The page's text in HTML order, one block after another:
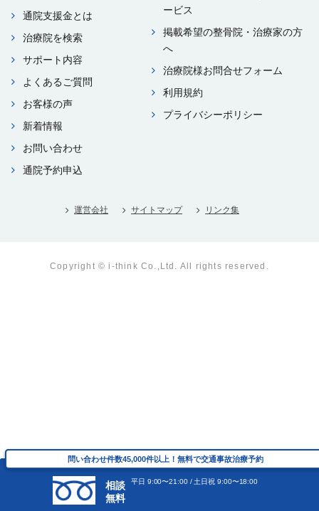
問い合わせ件数45,000件以上！無料で交通事故治療予約
相談
無料
平⽇ 9:00〜21:00 / ⼟⽇祝 9:00〜18:00
問い合わせ件数45,000件以上！無料で交通事故治療予約
相談
無料
平⽇ 9:00〜21:00 / ⼟⽇祝 9:00〜18:00
通院⽀援⾦とは
治療院を検索
サポート内容
よくあるご質問
お客様の声
新着情報
お問い合わせ
通院予約申込
ービス
掲載希望の整⾻院・治療家の⽅
へ
治療院様お問合せフォーム
利⽤規約
プライバシーポリシー
運営会社 サイトマップ リンク集
Copyright © i-think Co.,Ltd. All rights reserved.